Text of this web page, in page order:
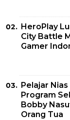
HeroPlay
City Battle
Gamer
Pelajar
Program
Bobby
Orang Tua